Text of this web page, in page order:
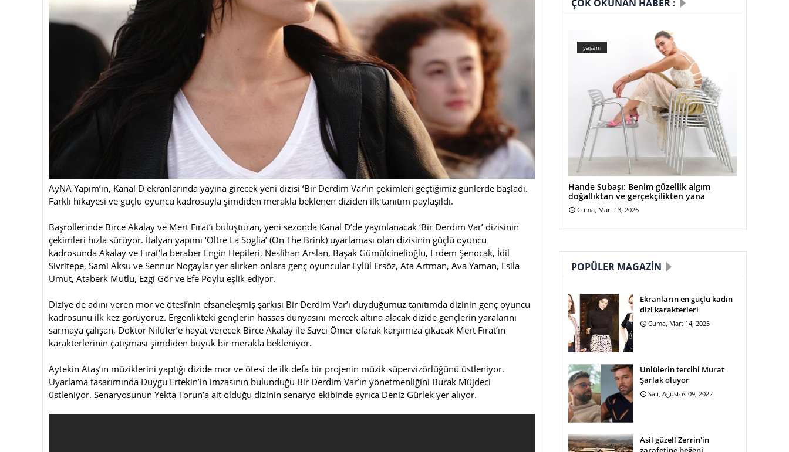
AyNA Yapım’ın, Kanal D ekranlarında yayına girecek yeni dizisi ‘Bir Derdim Var’ın çekimleri geçtiğimiz günlerde başladı.
Farklı hikayesi ve güçlü oyuncu kadrosuyla şimdiden merakla beklenen diziden ilk tanıtım paylaşıldı.
Başrollerinde Birce Akalay ve Mert Fırat’ı buluşturan, yeni sezonda Kanal D’de yayınlanacak ‘Bir Derdim Var’ dizisinin
çekimleri hızla sürüyor. İtalyan yapımı ‘Oltre La Soglia’ (On The Brink) uyarlaması olan dizisinin güçlü oyuncu
kadrosunda Akalay ve Fırat’la beraber Engin Hepileri, Neslihan Arslan, Başak Gümülcinelioğlu, Erdem Şenocak, İdil
Sivritepe, Sami Aksu ve Sennur Nogaylar yer alırken onlara genç oyuncular Eylül Ersöz, Ata Artman, Ava Yaman, Esila
Umut, Ataberk Mutlu, Ezgi Gör ve Efe Poylu eşlik ediyor.
Diziye de adını veren mor ve ötesi’nin efsaneleşmiş şarkısı Bir Derdim Var’ı duyduğumuz tanıtımda dizinin genç oyuncu
kadrosunu ilk kez görüyoruz. Ergenlikteki gençlerin hassas dünyasını mercek altına alacak dizide gençlerin yaralarını
sarmaya çalışan, Doktor Nilüfer’e hayat verecek Birce Akalay ile Savcı Ömer olarak karşımıza çıkacak Mert Fırat’ın
karakterlerinin çatışması şimdiden büyük bir merakla bekleniyor.
Aytekin Ataş’ın müziklerini yaptığı dizide mor ve ötesi de ilk defa bir projenin müzik süpervizörlüğünü üstleniyor.
Uyarlama tasarımında Duygu Ertekin’in imzasının bulunduğu Bir Derdim Var’ın yönetmenliğini Burak Müjdeci
üstleniyor. Senaryosunun Yekta Torun’a ait olduğu dizinin senaryo ekibinde ayrıca Deniz Gürlek yer alıyor.
ÇOK OKUNAN HABER :
yaşam
Hande Subaşı: Benim güzellik algım
doğallıktan ve gerçekçilikten yana
Cuma, Mart 13, 2026
POPÜLER MAGAZIN
Ekranların en güçlü kadın
dizi karakterleri
Cuma, Mart 14, 2025
Ünlülerin tercihi Murat
Şarlak oluyor
Salı, Ağustos 09, 2022
Asil güzel! Zerrin'in